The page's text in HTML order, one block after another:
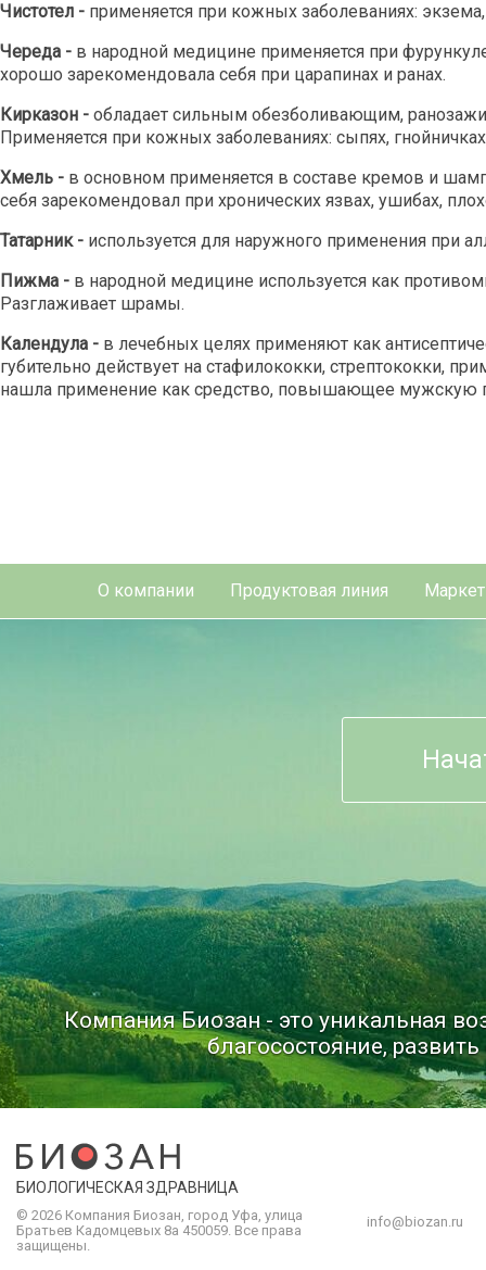
Чистотел - применяется при кожных заболеваниях:
Череда - в народной медицине применяется при
хорошо зарекомендовала себя при царапинах и ранах.
Кирказон - обладает сильным обезболивающим,
Применяется при кожных заболеваниях: сыпях,
Хмель - в основном применяется в составе кремов и
себя зарекомендовал при хронических язвах, ушибах,
Татарник - используется для наружного применения при
Пижма - в народной медицине используется как
Разглаживает шрамы.
Календула - в лечебных целях применяют как
губительно действует на стафилококки, стрептококки,
нашла применение как средство, повышающее мужскую
О компании Продуктовая линия
Компания Биозан - это уникальная
благосостояние,
БИОЛОГИЧЕСКАЯ ЗДРАВНИЦА
© 2026 Компания Биозан, город Уфа, улица
Братьев Кадомцевых 8а 450059. Все права
защищены.
info@biozan.ru